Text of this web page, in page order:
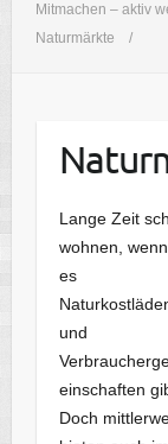
Mitmachen – aktiv
Naturmärkte
Lange Zeit
wohnen,
es
und
einschaften
Doch